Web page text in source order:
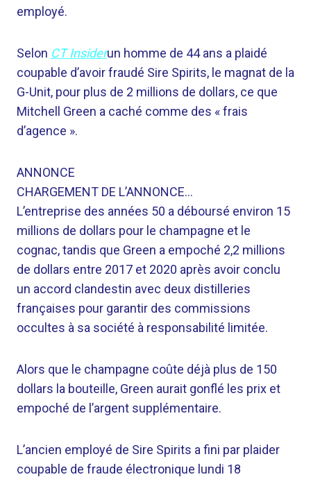
employé.
Selon CT Insiderun homme de 44 ans a plaidé
coupable d’avoir fraudé Sire Spirits, le magnat de la
G-Unit, pour plus de 2 millions de dollars, ce que
Mitchell Green a caché comme des « frais
d’agence ».
ANNONCE
CHARGEMENT DE L’ANNONCE…
L’entreprise des années 50 a déboursé environ 15
millions de dollars pour le champagne et le
cognac, tandis que Green a empoché 2,2 millions
de dollars entre 2017 et 2020 après avoir conclu
un accord clandestin avec deux distilleries
françaises pour garantir des commissions
occultes à sa société à responsabilité limitée.
Alors que le champagne coûte déjà plus de 150
dollars la bouteille, Green aurait gonflé les prix et
empoché de l’argent supplémentaire.
L’ancien employé de Sire Spirits a fini par plaider
coupable de fraude électronique lundi 18